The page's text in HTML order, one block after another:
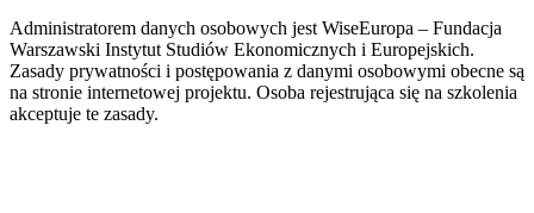
Administratorem danych osobowych jest WiseEuropa – Fundacja
Warszawski Instytut Studiów Ekonomicznych i Europejskich.
Zasady prywatności i postępowania z danymi osobowymi obecne są
na stronie internetowej projektu. Osoba rejestrująca się na szkolenia
akceptuje te zasady.